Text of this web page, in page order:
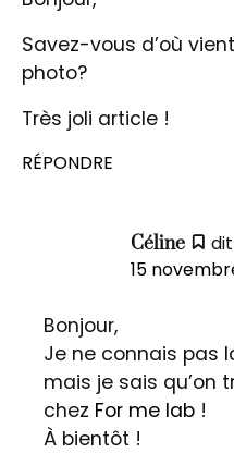
Savez-vous d’où
photo?
Très joli article !
RÉPONDRE
Céline
dit
15
Bonjour,
Je ne connais pas
mais je sais qu’on
chez For me lab !
À bientôt !